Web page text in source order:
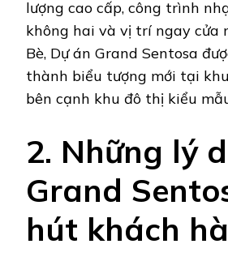
lượng cao cấp, công trình
không hai và vị trí ngay cửa
Bè, Dự án Grand Sentosa
thành biểu tượng mới tại
bên cạnh khu đô thị kiểu
2. Những lý
Grand
hút khách